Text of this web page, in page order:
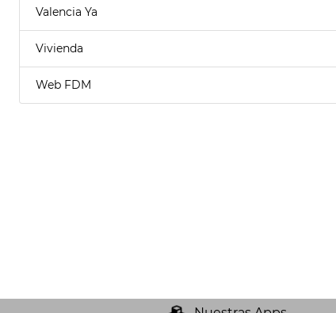
Valencia Ya
Vivienda
Web FDM